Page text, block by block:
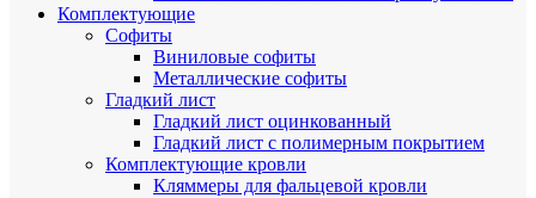
Комплектующие
Cофиты
Виниловые софиты
Металлические софиты
Гладкий лист
Гладкий лист оцинкованный
Гладкий лист с полимерным покрытием
Комплектующие кровли
Кляммеры для фальцевой кровли